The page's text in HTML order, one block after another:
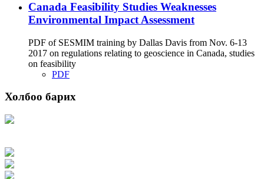
Canada Feasibility Studies Weaknesses
Environmental Impact Assessment
PDF of SESMIM training by Dallas Davis from Nov. 6-13
2017 on regulations relating to geoscience in Canada, studies
on feasibility
PDF
Холбоо барих